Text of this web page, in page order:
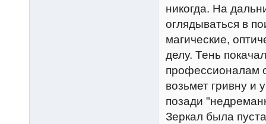
никогда. На
оглядываться в
магические,
делу. Тень
профессионалам
возьмет гривну и
позади
Зеркал была